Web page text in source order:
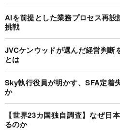
AIを前提とした業務プロセス再
挑戦
JVCケンウッドが選んだ経営判断
とは
Sky執行役員が明かす、SFA定着
か
【世界23カ国独自調査】なぜ日
るのか